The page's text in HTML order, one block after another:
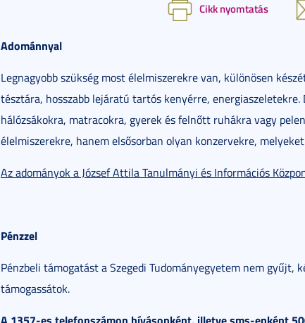
Cikk nyomtatás
Adománnyal
Legnagyobb szükség most élelmiszerekre van, különösen
tésztára, hosszabb lejáratú tartós kenyérre,
hálózsákokra, matracokra, gyerek és felnőtt ruhákra vagy
élelmiszerekre, hanem elsősorban olyan konzervekre,
Az adományok a József Attila Tanulmányi és Információs
Pénzzel
Pénzbeli támogatást a Szegedi Tudományegyetem nem gyűjt,
támogassátok.